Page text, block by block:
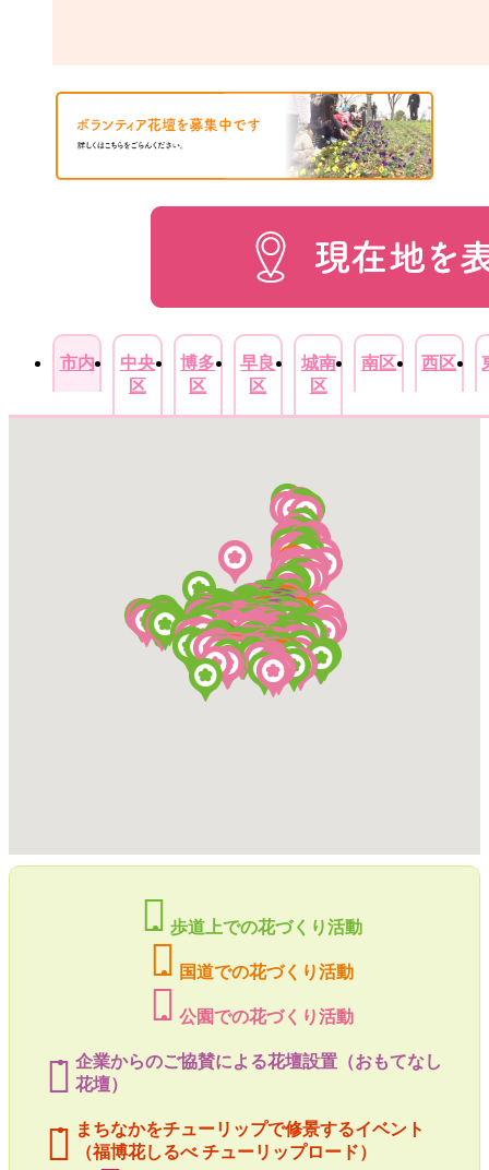
市内
中央
区
博多
区
早良
区
城南
区
南区 西区
歩道上での花づくり活動
国道での花づくり活動
公園での花づくり活動
企業からのご協賛による花壇設置（おもてなし
花壇）
まちなかをチューリップで修景するイベント
（福博花しるべ チューリップロード）